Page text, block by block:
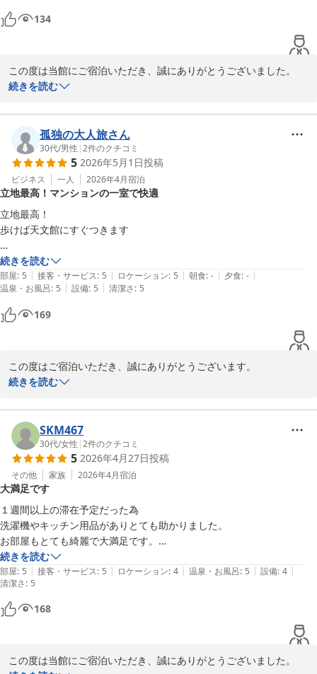
134
この度は当館にご宿泊いただき、誠にありがとうございました。
嬉しく拝見いたしました。
また鹿児島へお越しの際には、ぜひご利用くださいませ。
スタッフ一同、心よりお待ち申し上げております。
Ｖａｃａｔｉｏｎ Ｒｅｎｔａｌ Ｈｏｔｅｌ 天文館
2026-05-08
続きを読む
孤独の大人旅さん
30代/男性 |2件のクチコミ
5 2026年5月1日投稿
ビジネス 一人 2026年4月宿泊
立地最高！マンションの一室で快適
立地最高！
歩けば天文館にすぐつきます
室内もとても綺麗でめっちゃ広かったです
ホテルだと周りの人のことを気を使いますがこちらの場所マンションの
一部屋なのでとても快適に泊まれました
続きを読む
部屋: 5 | 接客・サービス: 5 | ロケーション: 5 | 朝食: - | 夕食: - |
温泉・お風呂: 5 | 設備: 5 | 清潔さ: 5
169
この度はご宿泊いただき、誠にありがとうございます。
また、嬉しいご感想をお寄せいただき重ねて御礼申し上げます。
立地やお部屋につきましてご満足いただけたご様子を、大変嬉しく
拝読いたしました。
天文館へのアクセスの良さや、お部屋の広さ・快適さを感じていた
だけたとのこと、何よりでございます。
マンションタイプならではの気兼ねなくお過ごしいただける空間
で、ゆっくりお寛ぎいただけましたら幸いでございます。
また機会がございましたら、ぜひご利用くださいませ。
スタッフ一同、心よりお待ち申し上げております。
Ｖａｃａｔｉｏｎ Ｒｅｎｔａｌ Ｈｏｔｅｌ 天文館
続きを読む
SKM467
30代/女性 |2件のクチコミ
5 2026年4月27日投稿
その他 家族 2026年4月宿泊
大満足です
１週間以上の滞在予定だった為
洗濯機やキッチン用品がありとても助かりました。
お部屋もとても綺麗で大満足です。
ただチェックインの時に手こずり苦戦しました！
他のお客様もきっと手こずっていた方だろうなと。思う方に何度か遭遇
続きを読む
部屋: 5 | 接客・サービス: 5 | ロケーション: 4 | 温泉・お風呂: 5 | 設備: 4 |
清潔さ: 5
168
この度は当館にご宿泊いただき、誠にありがとうございました。